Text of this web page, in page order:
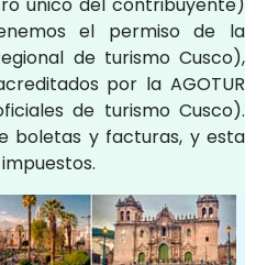
el permiso de la
de turismo Cusco),
por la AGOTUR
de turismo Cusco).
boletas y facturas, y esta